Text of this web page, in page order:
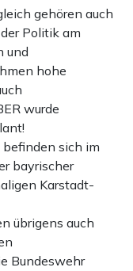
gehören auch
Politik am
und
hohe
wurde
befinden sich im
bayrischer
Karstadt-
übrigens auch
Bundeswehr